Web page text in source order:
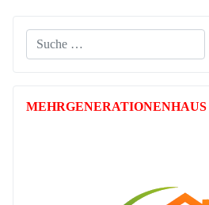
Suchen
MEHR­GENERATIONEN­HAUS